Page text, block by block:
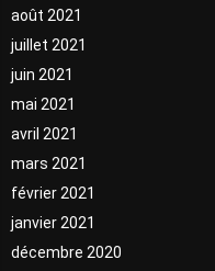
août 2021
juillet 2021
juin 2021
mai 2021
avril 2021
mars 2021
février 2021
janvier 2021
décembre 2020